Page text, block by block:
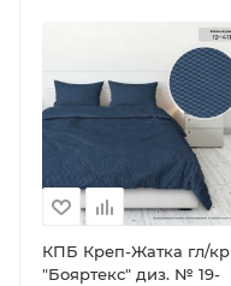
КПБ Креп-Жатка гл/кр
"Бояртекс" диз. № 19-